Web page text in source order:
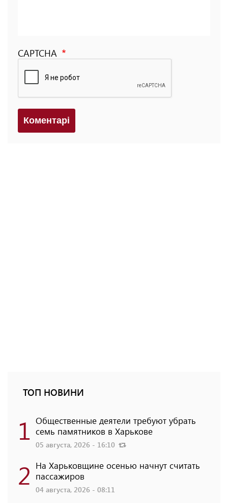
CAPTCHA
Коментарi
ТОП НОВИНИ
1 Общественные деятели требуют убрать
семь памятников в Харькове
05 августа, 2026 - 16:10
2 На Харьковщине осенью начнут считать
пассажиров
04 августа, 2026 - 08:11